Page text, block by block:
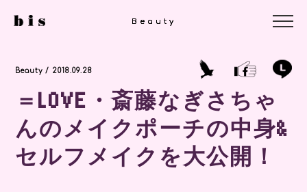
Beauty
Beauty / 2018.09.28
＝LOVE・斎藤なぎさちゃ
んのメイクポーチの中身&
セルフメイクを大公開！
Beauty
Beauty